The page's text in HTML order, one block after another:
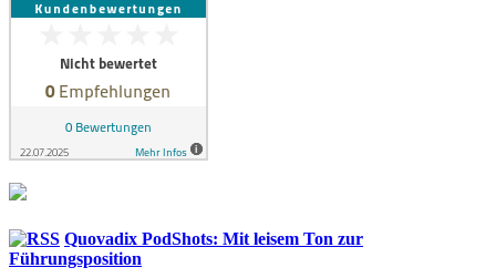
Quovadix PodShots: Mit leisem Ton zur
Führungsposition